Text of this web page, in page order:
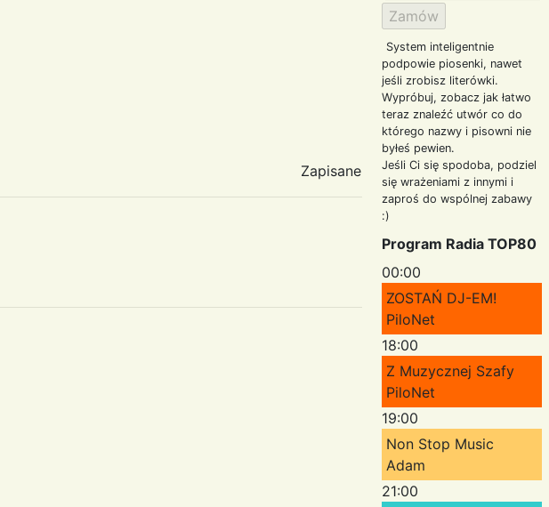
Zapisane
System inteligentnie
podpowie piosenki, nawet
jeśli zrobisz literówki.
Wypróbuj, zobacz jak łatwo
teraz znaleźć utwór co do
którego nazwy i pisowni nie
byłeś pewien.
Jeśli Ci się spodoba, podziel
się wrażeniami z innymi i
zaproś do wspólnej zabawy
:)
Program Radia TOP80
00:00
ZOSTAŃ DJ-EM!
PiloNet
18:00
Z Muzycznej Szafy
PiloNet
19:00
Non Stop Music
Adam
21:00